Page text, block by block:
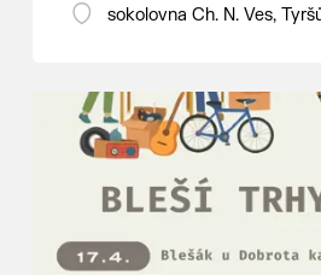
18:00 - ruční stavění máje
14:00 - krojový průvod
od hostince “U Buvola”
16:00 - odpolední zábava na
sokolovně
sokolovna Ch. N. Ves,